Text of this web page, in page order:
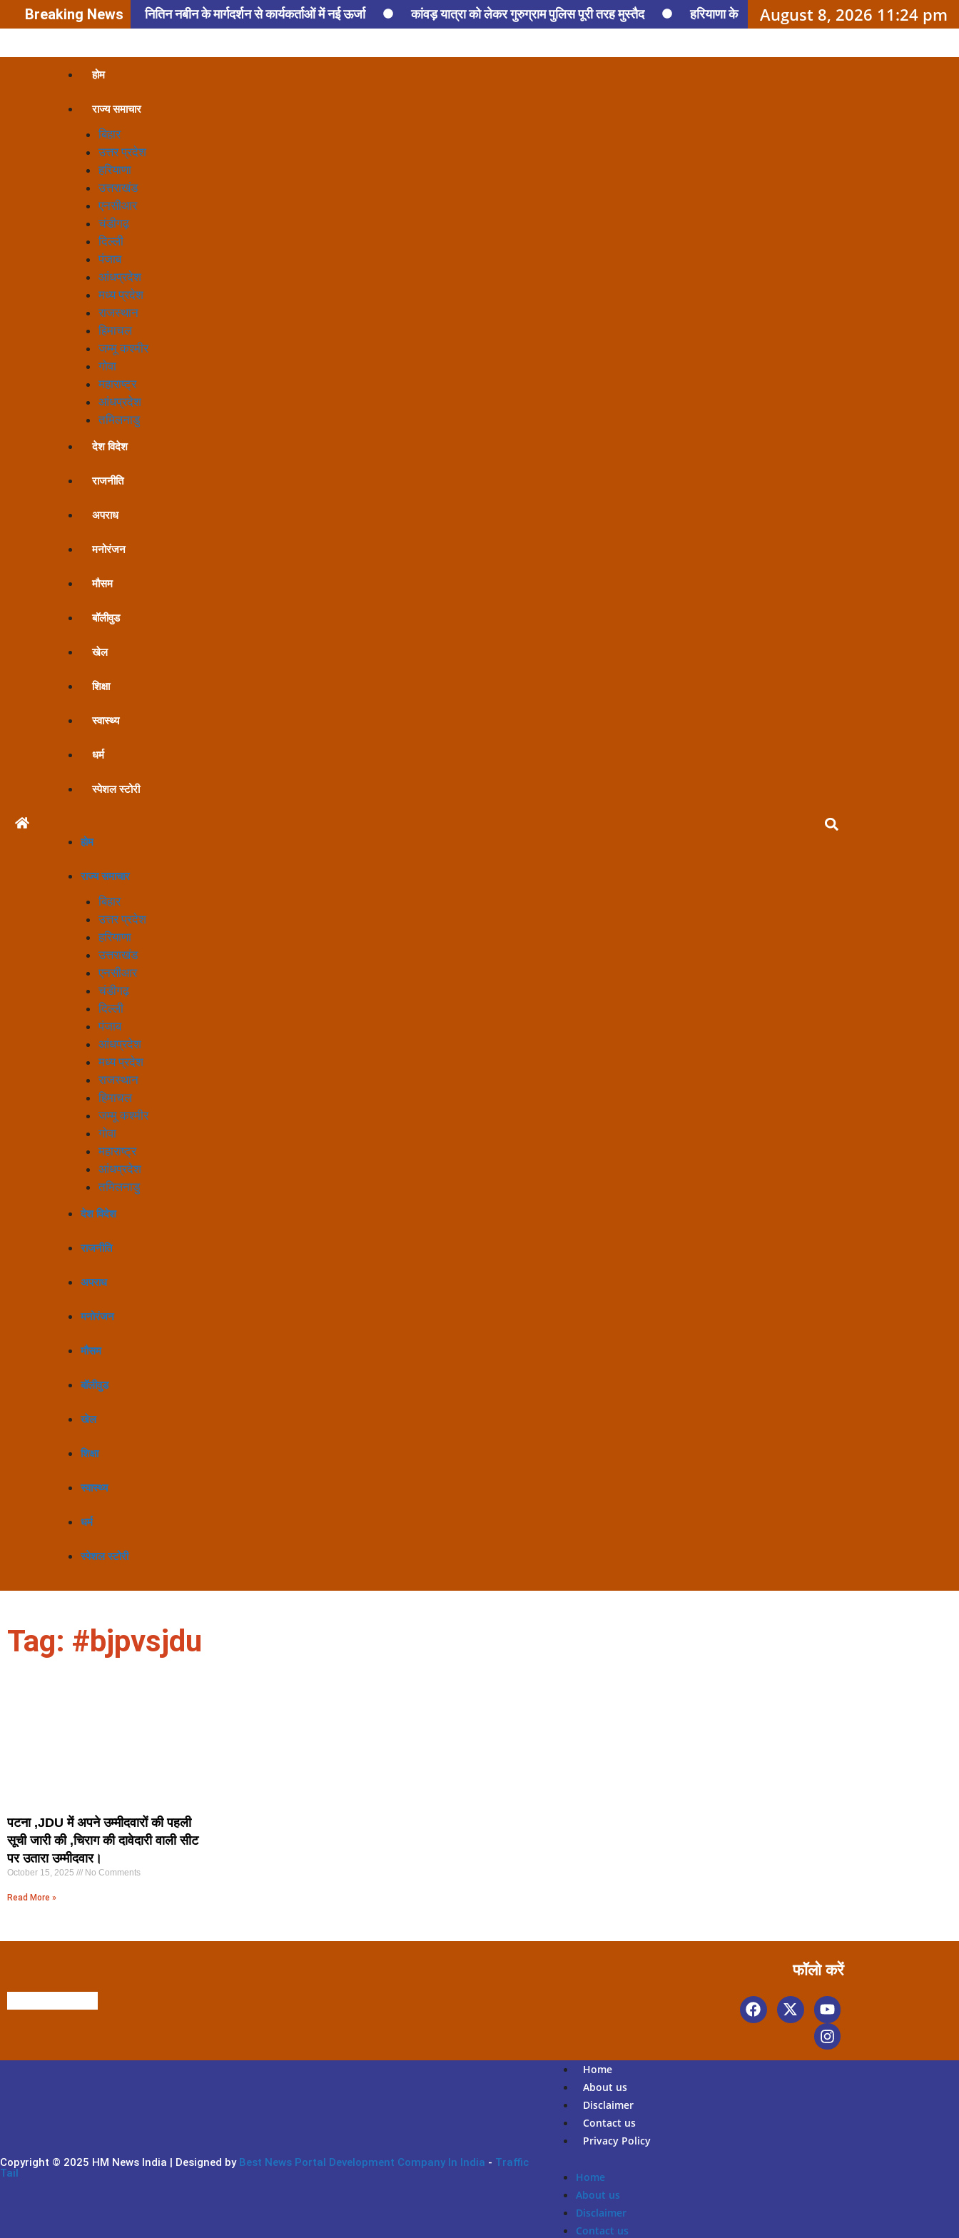
Breaking News नितिन नबीन के मार्गदर्शन से कार्यकर्ताओं में नई ऊर्जा कांवड़ यात्रा को लेकर गुरुग्राम पुलिस पूरी तरह मुस्तैद
हरियाणा के
August 8, 2026 11:24 pm
होम
राज्य समाचार
बिहार
उत्तर प्रदेश
हरियाणा
उत्तराखंड
एनसीआर
चंडीगढ़
दिल्ली
पंजाब
आंधप्रदेश
मध्य प्रदेश
राजस्थान
हिमाचल
जम्मू कश्मीर
गोवा
महाराष्ट्र
आंधप्रदेश
तमिलनाडु
देश विदेश
राजनीति
अपराध
मनोरंजन
मौसम
बॉलीवुड
खेल
शिक्षा
स्वास्थ्य
धर्म
स्पेशल स्टोरी
होम
राज्य समाचार
बिहार
उत्तर प्रदेश
हरियाणा
उत्तराखंड
एनसीआर
चंडीगढ़
दिल्ली
पंजाब
आंधप्रदेश
मध्य प्रदेश
राजस्थान
हिमाचल
जम्मू कश्मीर
गोवा
महाराष्ट्र
आंधप्रदेश
तमिलनाडु
देश विदेश
राजनीति
अपराध
मनोरंजन
मौसम
बॉलीवुड
खेल
शिक्षा
स्वास्थ्य
धर्म
स्पेशल स्टोरी
Tag: #bjpvsjdu
पटना ,JDU में अपने उम्मीदवारों की पहली
सूची जारी की ,चिराग की दावेदारी वाली सीट
पर उतारा उम्मीदवार।
October 15, 2025 No Comments
Read More »
फॉलो करें
Copyright © 2025 HM News India | Designed by Best News Portal Development Company In India - Traffic
Tail
Home
About us
Disclaimer
Contact us
Privacy Policy
Home
About us
Disclaimer
Contact us